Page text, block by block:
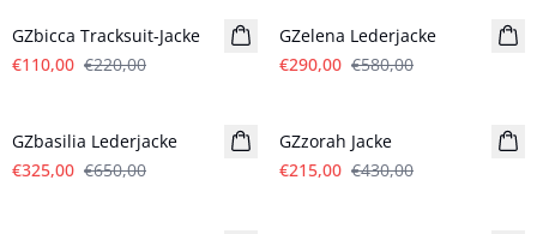
GZbicca Tracksuit-Jacke
€110,00 €220,00
GZelena Lederjacke
€290,00 €580,00
GZbasilia Lederjacke
€325,00 €650,00
GZzorah Jacke
€215,00 €430,00